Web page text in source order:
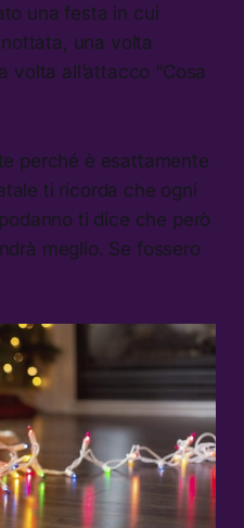
una festa in cui
una volta
all’attacco “Cosa
perché è esattamente
ti ricorda che ogni
ti dice che però
meglio. Se fossero